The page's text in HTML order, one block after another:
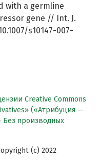
with a germline
gene // Int. J.
s10147-007-
Creative Commons
(«Атрибуция —
Без производных
(c) 2022